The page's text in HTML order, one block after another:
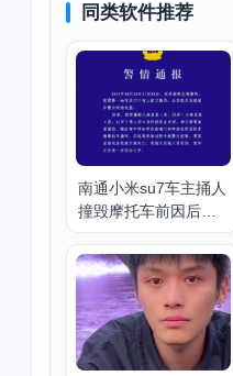
同类软件推荐
南通小米su7车主捅人
撞毁摩托车前因后果